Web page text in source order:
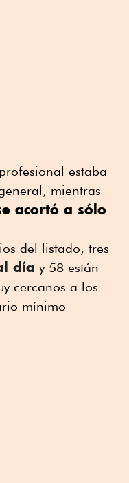
estaba
mientras
acortó a sólo
del listado, tres
día y 58 están
cercanos a los
mínimo